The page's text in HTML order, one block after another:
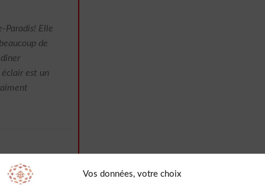
Vos données, votre choix
Paradis! Elle
de
est un